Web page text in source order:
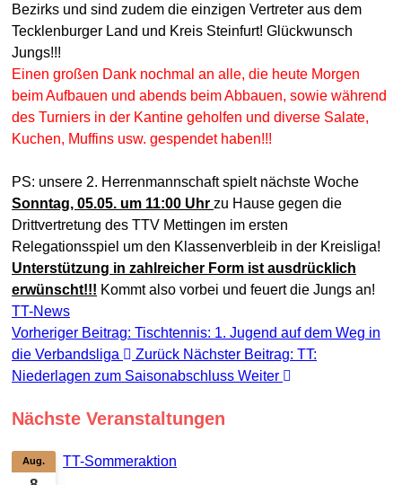
Bezirks und sind zudem die einzigen Vertreter aus dem
Tecklenburger Land und Kreis Steinfurt! Glückwunsch
Jungs!!!
Einen großen Dank nochmal an alle, die heute Morgen
beim Aufbauen und abends beim Abbauen, sowie während
des Turniers in der Kantine geholfen und diverse Salate,
Kuchen, Muffins usw. gespendet haben!!!
PS: unsere 2. Herrenmannschaft spielt nächste Woche
Sonntag, 05.05. um 11:00 Uhr zu Hause gegen die
Drittvertretung des TTV Mettingen im ersten
Relegationsspiel um den Klassenverbleib in der Kreisliga!
Unterstützung in zahlreicher Form ist ausdrücklich
erwünscht!!! Kommt also vorbei und feuert die Jungs an!
TT-News
Vorheriger Beitrag: Tischtennis: 1. Jugend auf dem Weg in
die Verbandsliga
Zurück Nächster Beitrag: TT:
Niederlagen zum Saisonabschluss Weiter
Nächste Veranstaltungen
Aug. TT-Sommeraktion